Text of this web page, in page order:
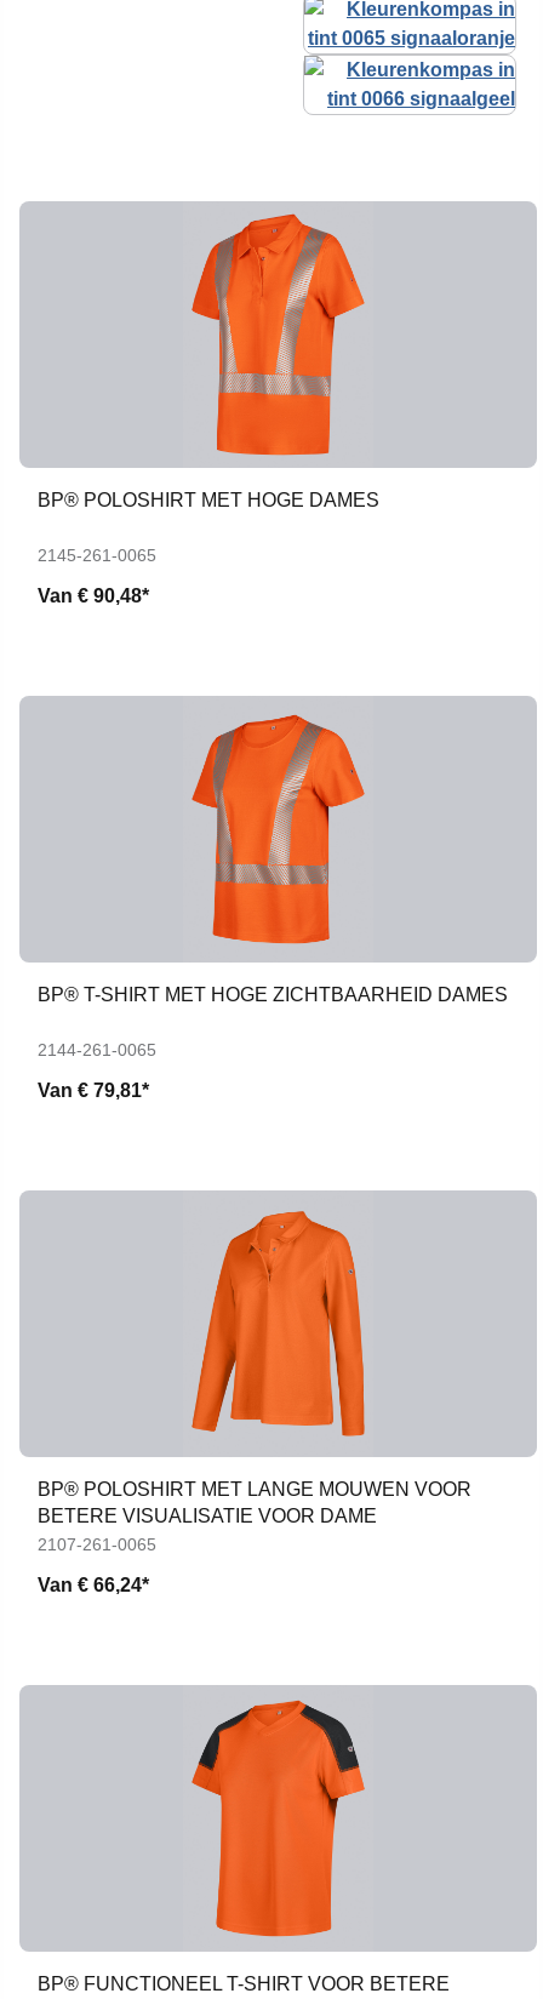
BP® POLOSHIRT MET HOGE DAMES
2145-261-0065
Van € 90,48*
BP® T-SHIRT MET HOGE ZICHTBAARHEID DAMES
2144-261-0065
Van € 79,81*
BP® POLOSHIRT MET LANGE MOUWEN VOOR
BETERE VISUALISATIE VOOR DAME
2107-261-0065
Van € 66,24*
BP® FUNCTIONEEL T-SHIRT VOOR BETERE